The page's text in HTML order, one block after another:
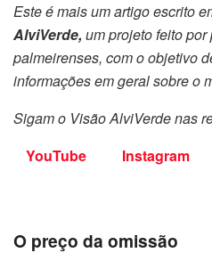
Este é mais um artigo escrito
AlviVerde, um projeto feito
palmeirenses, com o objetivo
informações em geral sobre o
Sigam o Visão AlviVerde nas
YouTube
Instagram
O preço da omissão